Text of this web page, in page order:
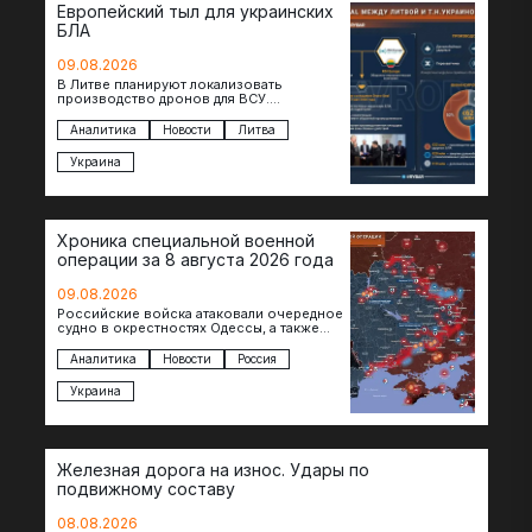
Европейский тыл для украинских
БЛА
09.08.2026
В Литве планируют локализовать
производство дронов для ВСУ.
президенты Гитанас Науседа и Владимир
Зеленский подписали…
Аналитика Новости Литва
Украина
Хроника специальной военной
операции за 8 августа 2026 года
09.08.2026
Российские войска атаковали очередное
судно в окрестностях Одессы, а также
и Черниговской областях. В Сумской…
Аналитика Новости Россия
Украина
Железная дорога на износ. Удары по
подвижному составу
08.08.2026